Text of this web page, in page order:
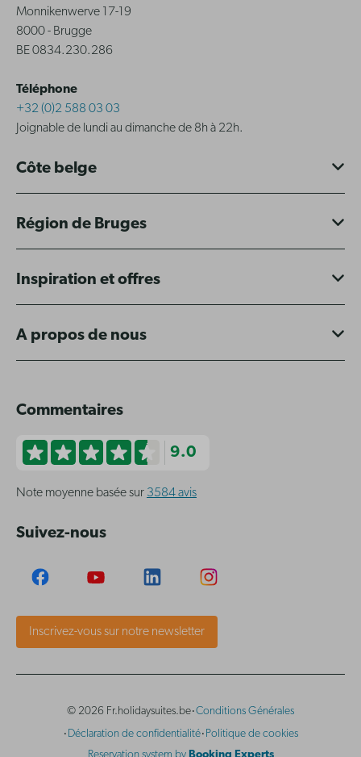
Monnikenwerve 17-19
8000 - Brugge
BE 0834.230.286
Téléphone
+32 (0)2 588 03 03
Joignable de lundi au dimanche de 8h à 22h.
Côte belge
Région de Bruges
Inspiration et offres
A propos de nous
Commentaires
9.0
Note moyenne basée sur 3584 avis
Suivez-nous
Inscrivez-vous sur notre newsletter
© 2026 Fr.holidaysuites.be·Conditions Générales
· Déclaration de confidentialité· Politique de cookies